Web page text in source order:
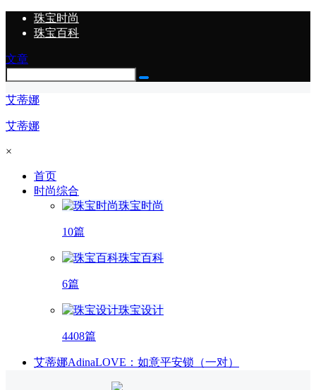
珠宝时尚
珠宝百科
文章
艾蒂娜
艾蒂娜
×
首页
时尚综合
珠宝时尚
10篇
珠宝百科
6篇
珠宝设计
4408篇
艾蒂娜AdinaLOVE：如意平安锁（一对）